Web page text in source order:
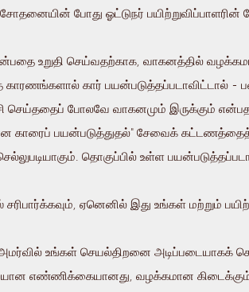
போது ஓட்டுநர்
உறுதி செய்வதற்காக, வாகனத்தில்
காரணங்களால் கார் பயன்படுத்தப்படாவிட்டால் -
செய்ததைப் போலவே வாகனமும் இருக்கும்
பயன்படுத்துதல்" சேவைக் கட்டணத்தைத்
தொகுப்பில் உள்ள
ஏனெனில் இது உங்கள் மற்றும்
உங்கள் செயல்திறனை அடிப்படையாகக்
எண்ணிக்கையானது, வழக்கமான